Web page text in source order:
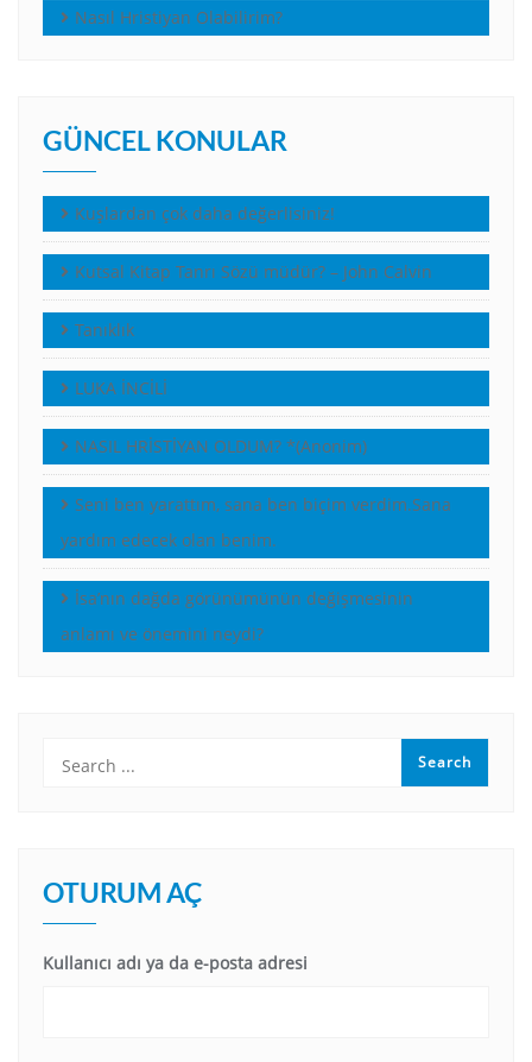
Nasıl Hristiyan Olabilirim?
GÜNCEL KONULAR
Kuşlardan çok daha değerlisiniz!
Kutsal Kitap Tanrı Sözü müdür? – John Calvin
Tanıklık
LUKA İNCİLİ
NASIL HRİSTİYAN OLDUM? *(Anonim)
Seni ben yarattım, sana ben biçim verdim.Sana
yardım edecek olan benim.
İsa’nın dağda görünümünün değişmesinin
anlamı ve önemini neydi?
OTURUM AÇ
Kullanıcı adı ya da e-posta adresi